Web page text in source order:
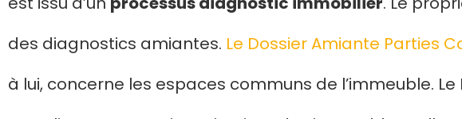
des diagnostics amiantes. Le Dossier Amiante Parties
à lui, concerne les espaces communs de l’immeuble.